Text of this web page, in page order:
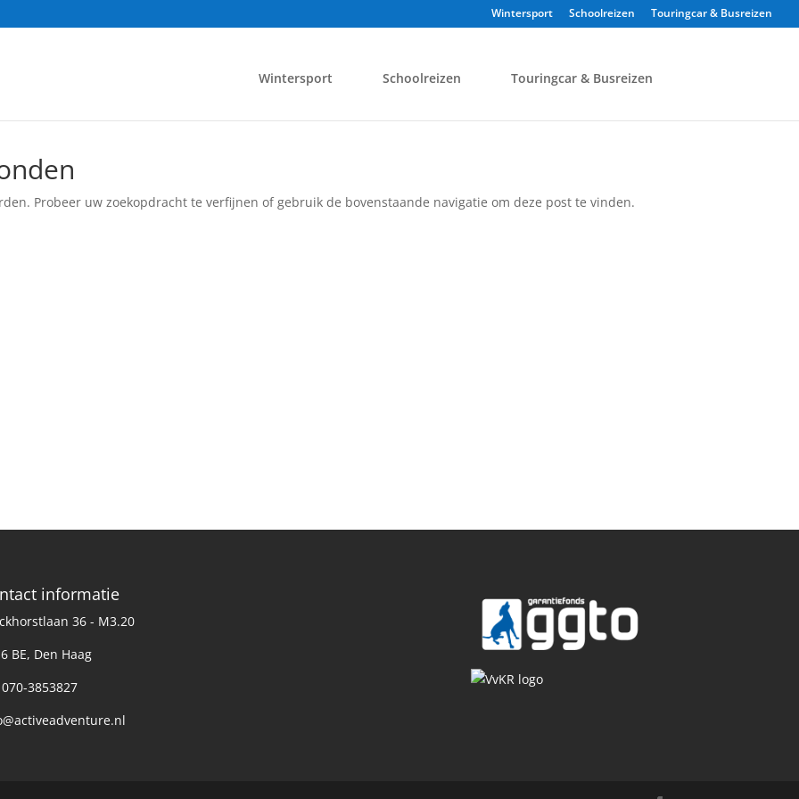
Wintersport Schoolreizen Touringcar & Busreizen
Wintersport Schoolreizen Touringcar & Busreizen
Probeer uw zoekopdracht te verfijnen of gebruik de bovenstaande navigatie om deze post te vinden.
informatie
36 - M3.20
BE, Den Haag
3853827